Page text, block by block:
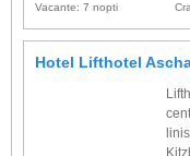
Vacante: 7 nopti
Hotel Lifthotel